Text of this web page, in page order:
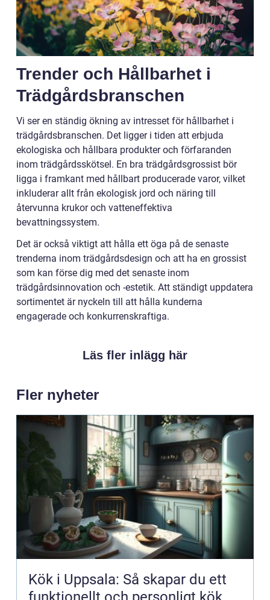
Trender och Hållbarhet i
Trädgårdsbranschen
Vi ser en ständig ökning av intresset för hållbarhet i
trädgårdsbranschen. Det ligger i tiden att erbjuda
ekologiska och hållbara produkter och förfaranden
inom trädgårdsskötsel. En bra trädgårdsgrossist bör
ligga i framkant med hållbart producerade varor, vilket
inkluderar allt från ekologisk jord och näring till
återvunna krukor och vatteneffektiva
bevattningssystem.
Det är också viktigt att hålla ett öga på de senaste
trenderna inom trädgårdsdesign och att ha en grossist
som kan förse dig med det senaste inom
trädgårdsinnovation och -estetik. Att ständigt uppdatera
sortimentet är nyckeln till att hålla kunderna
engagerade och konkurrenskraftiga.
Läs fler inlägg här
Fler nyheter
Kök i Uppsala: Så skapar du ett